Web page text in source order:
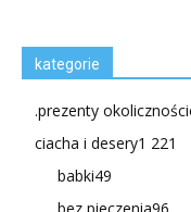
kategorie
.prezenty
ciacha i desery1 221
babki49